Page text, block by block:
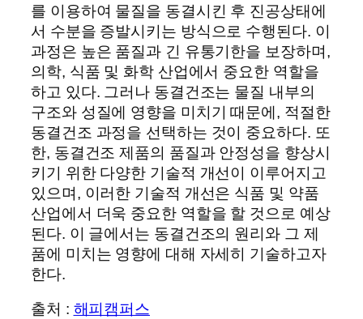
를 이용하여 물질을 동결시킨 후 진공상태에
서 수분을 증발시키는 방식으로 수행된다. 이
과정은 높은 품질과 긴 유통기한을 보장하며,
의학, 식품 및 화학 산업에서 중요한 역할을
하고 있다. 그러나 동결건조는 물질 내부의
구조와 성질에 영향을 미치기 때문에, 적절한
동결건조 과정을 선택하는 것이 중요하다. 또
한, 동결건조 제품의 품질과 안정성을 향상시
키기 위한 다양한 기술적 개선이 이루어지고
있으며, 이러한 기술적 개선은 식품 및 약품
산업에서 더욱 중요한 역할을 할 것으로 예상
된다. 이 글에서는 동결건조의 원리와 그 제
품에 미치는 영향에 대해 자세히 기술하고자
한다.
출처 : 해피캠퍼스